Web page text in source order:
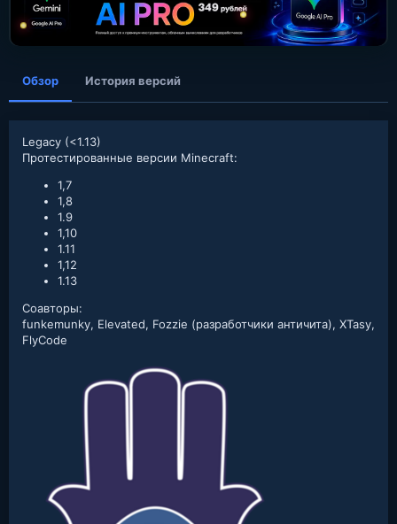
Обзор История версий
Legacy (<1.13)
Протестированные версии Minecraft:
1,7
1,8
1.9
1,10
1.11
1,12
1.13
Соавторы:
funkemunky, Elevated, Fozzie (разработчики античита), XTasy,
FlyCode